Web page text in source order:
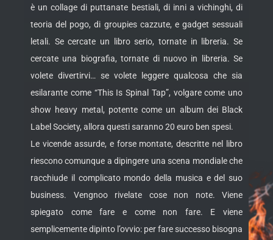
è un collage di puttanate bestiali, di inni a vichinghi, di
teoria del pogo, di groupies cazzute, e gadget sessuali
letali. Se cercate un libro serio, tornate in libreria. Se
cercate una biografia, tornate di nuovo in libreria. Se
volete divertirvi… se volete leggere qualcosa che sia
esilarante come “This Is Spinal Tap”, volgare come uno
show heavy metal, potente come un album dei Black
Label Society, allora questi saranno 20 euro ben spesi.
Le vicende assurde, e forse montate, descritte nel libro
riescono comunque a dipingere una scena mondiale che
racchiude il complicato mondo della musica e del suo
business. Vengnoo rivelate cose non note. Viene
spiegato come fare e come non fare. E viene
semplicemente dipinto l’ovvio: per fare successo bisogna